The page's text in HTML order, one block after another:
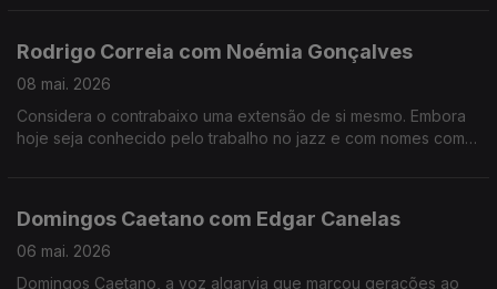
Rodrigo Correia com Noémia Gonçalves
08 mai. 2026
Considera o contrabaixo uma extensão de si mesmo. Embora
hoje seja conhecido pelo trabalho no jazz e com nomes como
Domingos Caetano com Edgar Canelas
06 mai. 2026
Domingos Caetano, a voz algarvia que marcou gerações ao